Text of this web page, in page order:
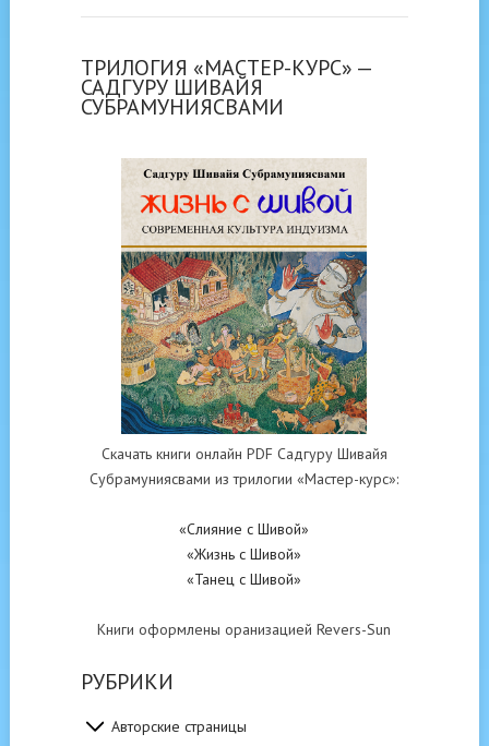
ТРИЛОГИЯ «МАСТЕР-КУРС» —
САДГУРУ ШИВАЙЯ
СУБРАМУНИЯСВАМИ
Скачать книги онлайн PDF Садгуру Шивайя
Субрамуниясвами из трилогии «Мастер-курс»:
«Слияние с Шивой»
«Жизнь с Шивой»
«Танец с Шивой»
Книги оформлены оранизацией Revers-Sun
РУБРИКИ
Авторские страницы